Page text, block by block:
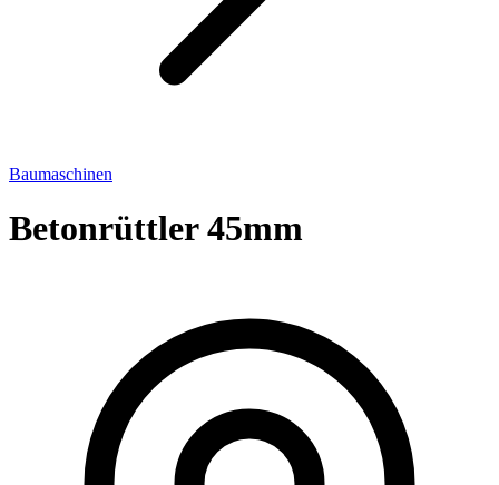
Baumaschinen
Betonrüttler 45mm